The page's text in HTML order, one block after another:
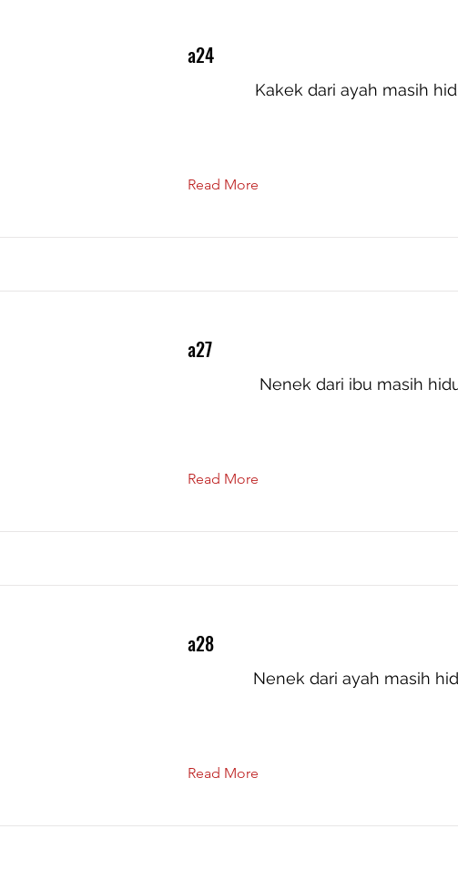
a24
Kakek dari ayah masih
Read More
a27
Nenek dari ibu masih
Read More
a28
Nenek dari ayah masih
Read More